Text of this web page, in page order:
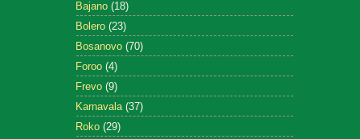
Bajano (18)
Bolero (23)
Bosanovo (70)
Foroo (4)
Frevo (9)
Karnavala (37)
Roko (29)